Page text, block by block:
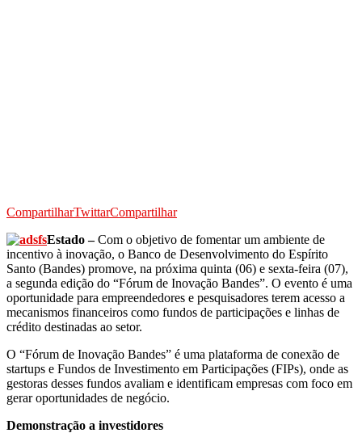
CompartilharTwittarCompartilhar
Estado –Com o objetivo de fomentar um ambiente de
incentivo à inovação, o Banco de Desenvolvimento do Espírito
Santo (Bandes) promove, na próxima quinta (06) e sexta-feira (07),
a segunda edição do “Fórum de Inovação Bandes”. O evento é uma
oportunidade para empreendedores e pesquisadores terem acesso a
mecanismos financeiros como fundos de participações e linhas de
crédito destinadas ao setor.
O “Fórum de Inovação Bandes” é uma plataforma de conexão de
startups e Fundos de Investimento em Participações (FIPs), onde as
gestoras desses fundos avaliam e identificam empresas com foco em
gerar oportunidades de negócio.
Demonstração a investidores